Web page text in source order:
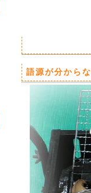
語源が分から